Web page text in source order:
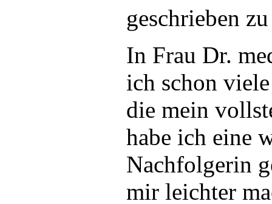
geschrieben
In Frau Dr.
ich schon
die mein
habe ich eine
Nachfolgerin
mir leichter